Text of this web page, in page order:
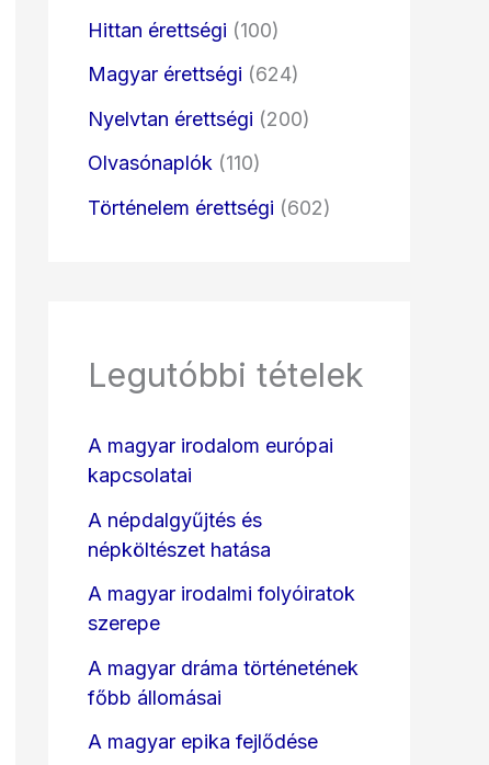
Hittan érettségi (100)
Magyar érettségi (624)
Nyelvtan érettségi (200)
Olvasónaplók (110)
Történelem érettségi (602)
Legutóbbi tételek
A magyar irodalom európai
kapcsolatai
A népdalgyűjtés és
népköltészet hatása
A magyar irodalmi folyóiratok
szerepe
A magyar dráma történetének
főbb állomásai
A magyar epika fejlődése